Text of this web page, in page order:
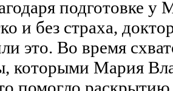
подготовке
и без страха,
это. Во время
которыми Мария